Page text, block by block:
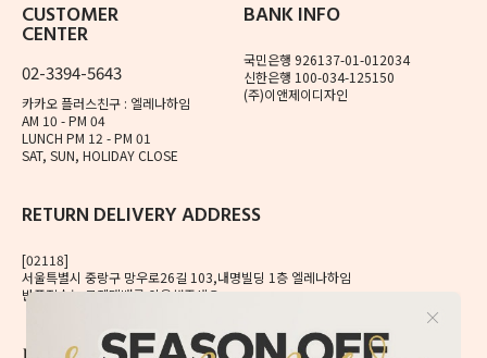
CUSTOMER
CENTER
02-3394-5643
카카오 플러스친구 : 엘레나하임
AM 10 - PM 04
LUNCH PM 12 - PM 01
SAT, SUN, HOLIDAY CLOSE
BANK INFO
국민은행 926137-01-012034
신한은행 100-034-125150
(주)이앤제이디자인
RETURN DELIVERY ADDRESS
[02118]
서울특별시 중랑구 망우로26길 103,내명빌딩 1층 엘레나하임
반품접수는 로젠택배를 이용해주세요.